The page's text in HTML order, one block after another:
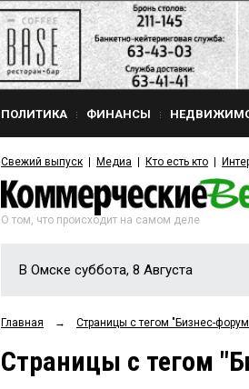
ПОЛИТИКА ФИНАНСЫ
Свежий выпуск Медиа Кто есть кто
О том, что происходит на самом деле
В Омске суббота, 8 Августа
Главная → Страницы c тегом "Бизнес-
Страницы c тегом